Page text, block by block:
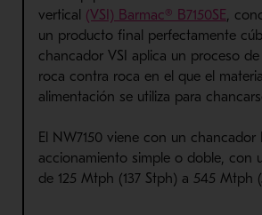
vertical (VSI) Barmac® B7150SE,
un producto final perfectamente
chancador VSI aplica un proceso
roca contra roca en el que el
alimentación se utiliza para
El NW7150 viene con un chancador
accionamiento simple o doble, con
de 125 Mtph (137 Stph) a 545 Mtph